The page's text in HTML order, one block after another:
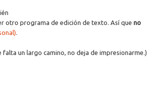
otro programa de edición de texto. Así que no
.
falta un largo camino, no deja de impresionarme.)